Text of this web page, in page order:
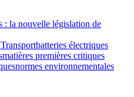
: la nouvelle législation de
batteries électriques
matières premières critiques
normes environnementales